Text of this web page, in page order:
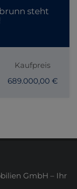
steht
Kaufpreis
689.000,00 €
GmbH – Ihr